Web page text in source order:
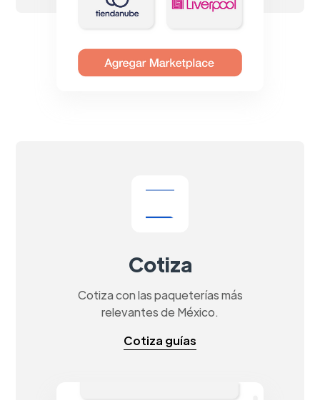
Cotiza
Cotiza con las paqueterías más
relevantes de México.
Cotiza guías